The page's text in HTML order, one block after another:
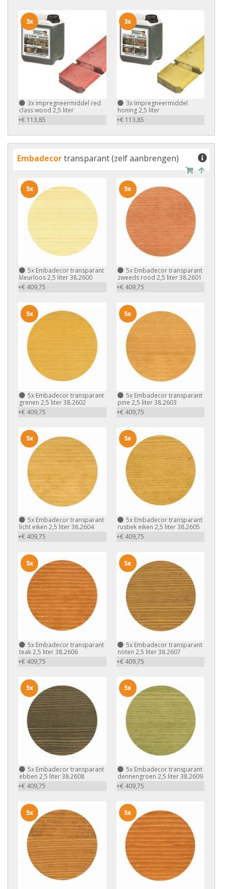
3x Impregneermiddel red
class wood 2,5 liter
+€ 113,85
3x
3xImpregneermiddel
honing 2,5 liter
+€ 113,85
3x
Embadecortransparant (zelf aanbrengen)
5x Embadecor transparant
kleurloos 2,5 liter 38.2600
+€ 409,75
5x
5xEmbadecor transparant
zweeds rood 2,5 liter 38.2601
+€ 409,75
5x
5x Embadecor transparant
grenen 2,5 liter 38.2602
+€ 409,75
5x
5xEmbadecor transparant
pine 2,5 liter 38.2603
+€ 409,75
5x
5x Embadecor transparant
licht eiken 2,5 liter 38.2604
+€ 409,75
5x
5xEmbadecor transparant
rustiek eiken 2,5 liter 38.2605
+€ 409,75
5x
5x Embadecor transparant
teak 2,5 liter 38.2606
+€ 409,75
5x
5xEmbadecor transparant
noten 2,5 liter 38.2607
+€ 409,75
5x
5x Embadecor transparant
ebben 2,5 liter 38.2608
+€ 409,75
5x
5xEmbadecor transparant
dennengroen 2,5 liter 38.2609
+€ 409,75
5x
5x 5x